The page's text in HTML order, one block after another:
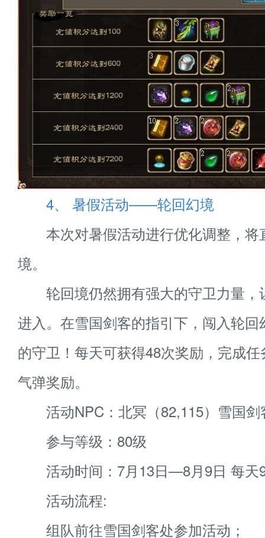
4、 暑假活动——轮回幻境
本次对暑假活动进行优化调整，将
境。
轮回境仍然拥有强大的守卫力量，
进入。在雪国剑客的指引下，闯入轮
的守卫！每天可获得48次奖励，完成
气弹奖励。
活动NPC：北冥（82,115）雪国剑
参与等级：80级
活动时间：7月13日—8月9日 每天
活动流程:
组队前往雪国剑客处参加活动；